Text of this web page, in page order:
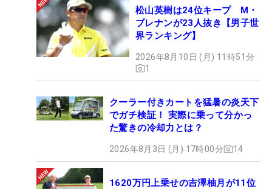
松山英樹は24位キープ M・
ブレナンが23人抜き【男子世
界ランキング】
2026年8月10日 (月) 11時51分
1
クーラー付きカートを猛暑の炎天下
でガチ検証！ 実際に乗って分かっ
た驚きの冷却力とは？
2026年8月3日 (月) 17時00分 14
1620万円上乗せの吉澤柚月が11位